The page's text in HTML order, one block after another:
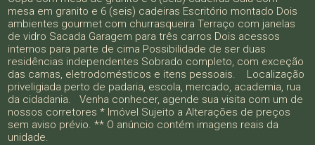
mesa em granito e 6 (seis) cadeiras Escritório montado Dois
ambientes gourmet com churrasqueira Terraço com janelas
de vidro Sacada Garagem para três carros Dois acessos
internos para parte de cima Possibilidade de ser duas
residências independentes Sobrado completo, com exceção
das camas, eletrodomésticos e itens pessoais. Localização
priveligiada perto de padaria, escola, mercado, academia, rua
da cidadania. Venha conhecer, agende sua visita com um de
nossos corretores * Imóvel Sujeito a Alterações de preços
sem aviso prévio. ** O anúncio contém imagens reais da
unidade.